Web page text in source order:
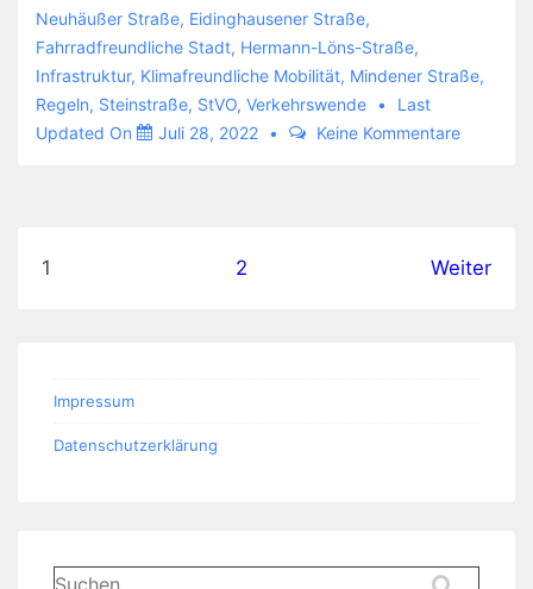
bisschen
über
Kampfradler
Neuhäußer Straße, Eidinghausener Straße,
Fahrradfreundliche Stadt, Hermann-Löns-Straße,
Infrastruktur, Klimafreundliche Mobilität, Mindener Straße,
Regeln, Steinstraße, StVO, Verkehrswende
Last
Updated On
Juli 28, 2022 Keine Kommentare
Seitennummerierung
1 2 Weiter
Impressum
Datenschutzerklärung
Suchen